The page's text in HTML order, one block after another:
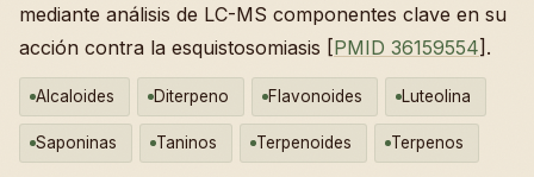
mediante análisis de LC-MS componentes clave en su
acción contra la esquistosomiasis [PMID 36159554].
Alcaloides Diterpeno Flavonoides Luteolina
Saponinas Taninos Terpenoides Terpenos